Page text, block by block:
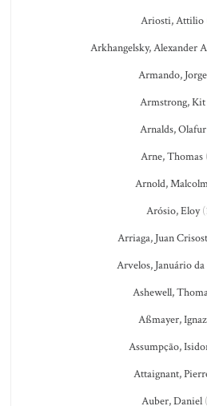
Ariosti, Attilio
Arkhangelsky, Alexander
Armando, Jorge
Armstrong, Kit
Arnalds, Olafur
Arne, Thomas
Arnold,
Arósio, Eloy
Arriaga, Juan
Arvelos, Januário
Ashewell,
Aßmayer, Ignaz
Assumpção,
Attaignant,
Auber, Daniel